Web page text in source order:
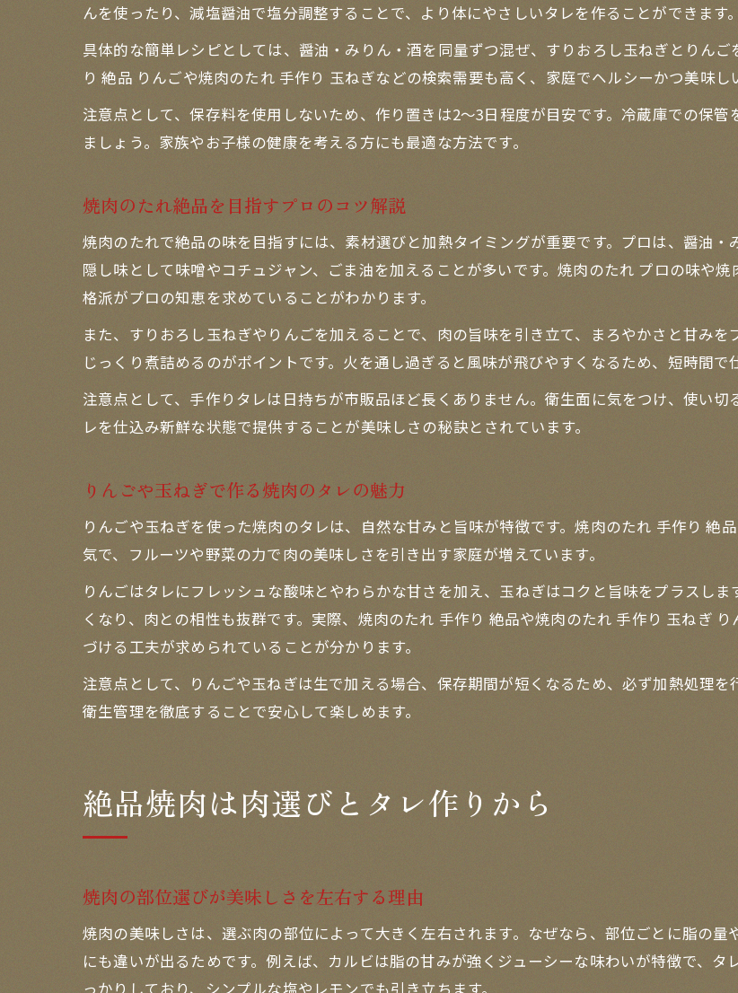
焼肉のたれ手作りで家族が喜ぶ食卓に変
焼肉手作りタレで会話が弾む美味しい
焼肉のたれプロの味を自宅で味わうコツ
焼肉のたれレシピ簡単で毎日の食事が
焼肉手作りで健康と美味しさの両立を実
んを使ったり、減塩醤油で塩分調整することで、より体にやさしいタレを作ることができます。
具体的な簡単レシピとしては、醤油・みりん・酒を同量ずつ混ぜ、すりおろし玉ねぎとりん
り 絶品 りんごや焼肉のたれ 手作り 玉ねぎなどの検索需要も高く、家庭でヘルシーかつ美味し
注意点として、保存料を使用しないため、作り置きは2〜3日程度が目安です。冷蔵庫での保
ましょう。家族やお子様の健康を考える方にも最適な方法です。
焼肉のたれ絶品を目指すプロのコツ解説
焼肉のたれで絶品の味を目指すには、素材選びと加熱タイミングが重要です。プロは、醤油
隠し味として味噌やコチュジャン、ごま油を加えることが多いです。焼肉のたれ プロの味や
格派がプロの知恵を求めていることがわかります。
また、すりおろし玉ねぎやりんごを加えることで、肉の旨味を引き立て、まろやかさと甘み
じっくり煮詰めるのがポイントです。火を通し過ぎると風味が飛びやすくなるため、短時間で
注意点として、手作りタレは日持ちが市販品ほど長くありません。衛生面に気をつけ、使い
レを仕込み新鮮な状態で提供することが美味しさの秘訣とされています。
りんごや玉ねぎで作る焼肉のタレの魅力
りんごや玉ねぎを使った焼肉のタレは、自然な甘みと旨味が特徴です。焼肉のたれ 手作り 絶
気で、フルーツや野菜の力で肉の美味しさを引き出す家庭が増えています。
りんごはタレにフレッシュな酸味とやわらかな甘さを加え、玉ねぎはコクと旨味をプラスし
くなり、肉との相性も抜群です。実際、焼肉のたれ 手作り 絶品や焼肉のたれ 手作り 玉ねぎ
づける工夫が求められていることが分かります。
注意点として、りんごや玉ねぎは生で加える場合、保存期間が短くなるため、必ず加熱処理を
衛生管理を徹底することで安心して楽しめます。
絶品焼肉は肉選びとタレ作りから
焼肉の部位選びが美味しさを左右する理由
焼肉の美味しさは、選ぶ肉の部位によって大きく左右されます。なぜなら、部位ごとに脂の
にも違いが出るためです。例えば、カルビは脂の甘みが強くジューシーな味わいが特徴で、
っかりしており、シンプルな塩やレモンでも引き立ちます。